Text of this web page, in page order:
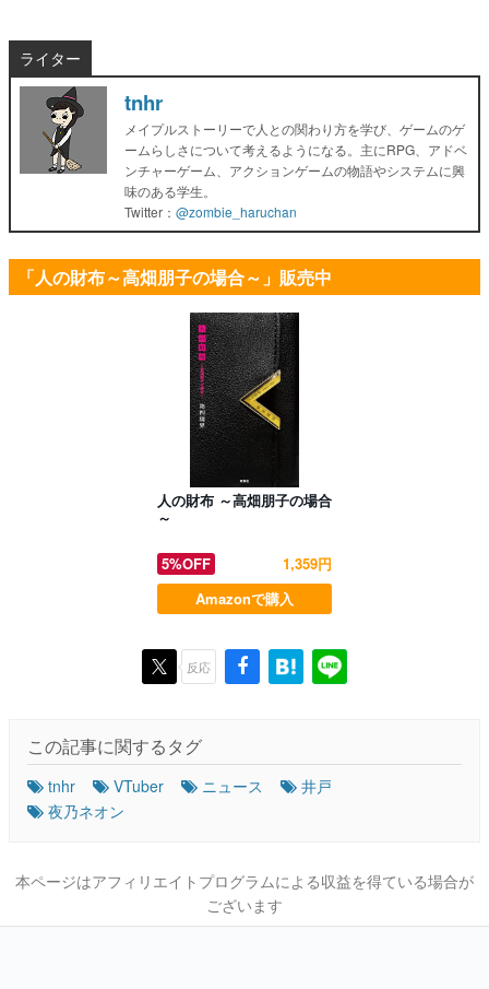
ライター
tnhr
メイプルストーリーで人との関わり方を学び、ゲームのゲ
ームらしさについて考えるようになる。主にRPG、アドベ
ンチャーゲーム、アクションゲームの物語やシステムに興
味のある学生。
Twitter： @zombie_haruchan
「人の財布～高畑朋子の場合～」販売中
人の財布 ～高畑朋子の場合
～
5%OFF
1,359円
Amazonで購入
反応
この記事に関するタグ
tnhr VTuber ニュース
井戸
夜乃ネオン
本ページはアフィリエイトプログラムによる収益を得ている場合が
ございます